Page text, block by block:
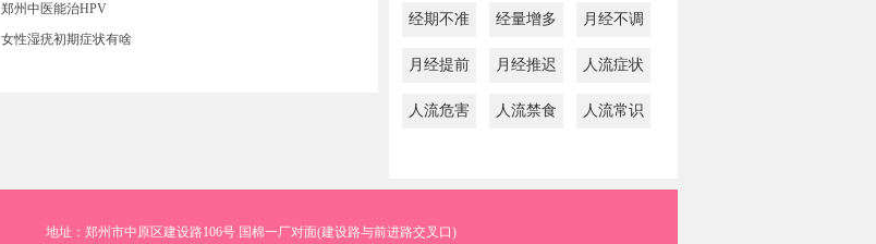
郑州中医能治HPV
女性湿疣初期症状有啥
经期不准 经量增多 月经不调
月经提前 月经推迟 人流症状
人流危害 人流禁食 人流常识
地址：郑州市中原区建设路106号 国棉一厂对面(建设路与前进路交叉口)